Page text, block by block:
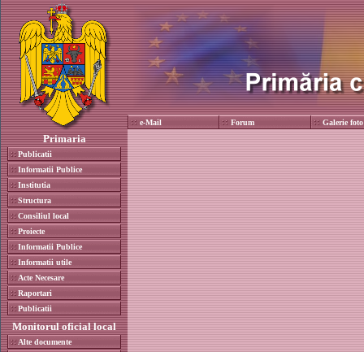
e-Mail Forum Galerie foto
Primaria
Publicatii
Informatii Publice
Institutia
Structura
Consiliul local
Proiecte
Informatii Publice
Informatii utile
Acte Necesare
Raportari
Publicatii
Monitorul oficial local
Alte documente